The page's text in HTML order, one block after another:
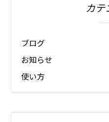
カテ
ブログ
お知らせ
使い方